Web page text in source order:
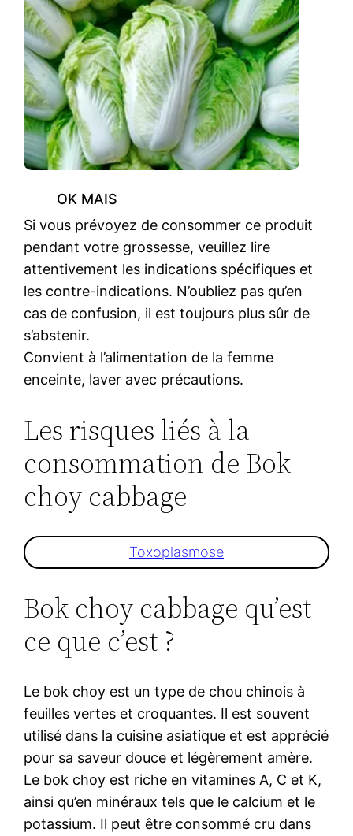
OK MAIS
Si vous prévoyez de consommer ce produit
pendant votre grossesse, veuillez lire
attentivement les indications spécifiques et
les contre-indications. N’oubliez pas qu’en
cas de confusion, il est toujours plus sûr de
s’abstenir.
Convient à l’alimentation de la femme
enceinte, laver avec précautions.
Les risques liés à la
consommation de Bok
choy cabbage
Toxoplasmose
Bok choy cabbage qu’est
ce que c’est ?
Le bok choy est un type de chou chinois à
feuilles vertes et croquantes. Il est souvent
utilisé dans la cuisine asiatique et est apprécié
pour sa saveur douce et légèrement amère.
Le bok choy est riche en vitamines A, C et K,
ainsi qu’en minéraux tels que le calcium et le
potassium. Il peut être consommé cru dans